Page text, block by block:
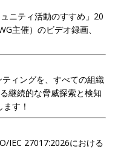
ニティ活動のすすめ」20
主催）のビデオ録画、
ィングを、すべての組織
継続的な脅威探索と検知
す！
IEC 27017:2026における